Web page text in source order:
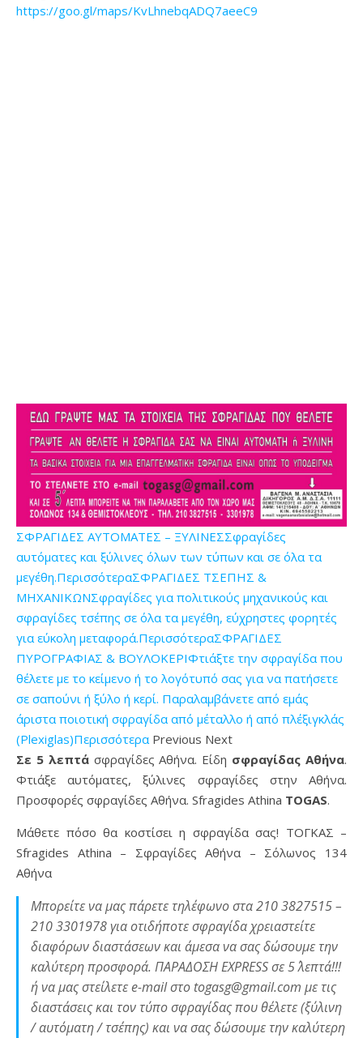
https://goo.gl/maps/KvLhnebqADQ7aeeC9
ΣΦΡΑΓΙΔΕΣ ΑΥΤΟΜΑΤΕΣ – ΞΥΛΙΝΕΣΣφραγίδες
αυτόματες και ξύλινες όλων των τύπων και σε όλα τα
μεγέθη.ΠερισσότεραΣΦΡΑΓΙΔΕΣ ΤΣΕΠΗΣ &
ΜΗΧΑΝΙΚΩΝΣφραγίδες για πολιτικούς μηχανικούς και
σφραγίδες τσέπης σε όλα τα μεγέθη, εύχρηστες φορητές
για εύκολη μεταφορά.ΠερισσότεραΣΦΡΑΓΙΔΕΣ
ΠΥΡΟΓΡΑΦΙΑΣ & ΒΟΥΛΟΚΕΡΙΦτιάξτε την σφραγίδα που
θέλετε με το κείμενο ή το λογότυπό σας για να πατήσετε
σε σαπούνι ή ξύλο ή κερί. Παραλαμβάνετε από εμάς
άριστα ποιοτική σφραγίδα από μέταλλο ή από πλέξιγκλάς
(Plexiglas)ΠερισσότεραPrevious Next
Σε 5 λεπτά σφραγίδες Αθήνα. Είδη σφραγίδας Αθήνα.
Φτιάξε αυτόματες, ξύλινες σφραγίδες στην Αθήνα.
Προσφορές σφραγίδες Αθήνα. Sfragides Athina TOGAS.
Μάθετε πόσο θα κοστίσει η σφραγίδα σας! ΤΟΓΚΑΣ –
Sfragides Athina – Σφραγίδες Αθήνα – Σόλωνος 134
Αθήνα
Μπορείτε να μας πάρετε τηλέφωνο στα 210 3827515 –
210 3301978 για οτιδήποτε σφραγίδα χρειαστείτε
διαφόρων διαστάσεων και άμεσα να σας δώσουμε την
καλύτερη προσφορά. ΠΑΡΑΔΟΣΗ EXPRESS σε 5΄ λεπτά!!!
ή να μας στείλετε e-mail στο togasg@gmail.com με τις
διαστάσεις και τον τύπο σφραγίδας που θέλετε (ξύλινη
/ αυτόματη / τσέπης) και να σας δώσουμε την καλύτερη